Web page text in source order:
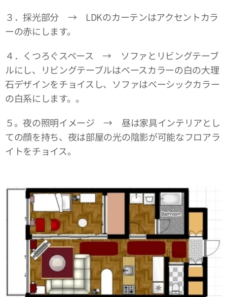
３．採光部分 → LDKのカーテンはアクセントカラ
ーの赤にします。
４．くつろぐスペース → ソファとリビングテーブ
ルにし、リビングテーブルはベースカラーの白の大理
石デザインをチョイスし、ソファはベーシックカラー
の白系にします。。
５。夜の照明イメージ → 昼は家具インテリアとし
ての顔を持ち、夜は部屋の光の陰影が可能なフロアラ
イトをチョイス。